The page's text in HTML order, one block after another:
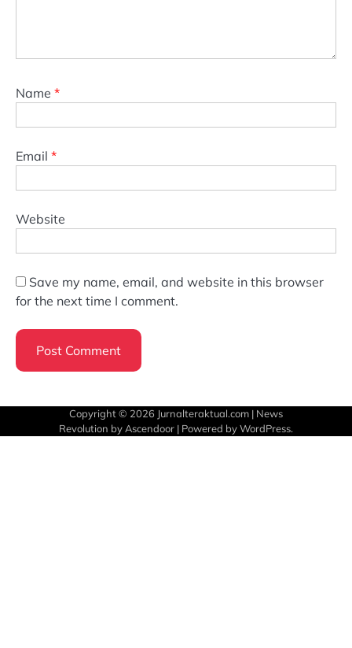
Name *
Email *
Website
Save my name, email, and website in this browser
for the next time I comment.
Copyright © 2026 Jurnalteraktual.com | News
Revolution by Ascendoor | Powered byWordPress.